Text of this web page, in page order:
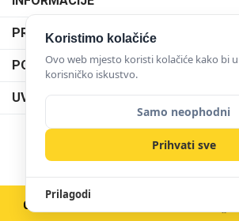
SVIJET MASKICA d.o.o.
Aleja javora 13, 10000 Zagreb
PRODAJNA MJESTA
Poslovnica Trešnjevka
Poslovnica Dubrava
Poslovnica Velika Gorica
Poslovnica Karlovac
Poslovnica Ilica
Poslovnica Križevci
PODRŠKA
Dostava
Postani partner
Zakupi franšizu
Kontakt
UVJETI KORIŠTENJA
Klub vjernosti
Obrazac za jednostrani raskid ugovora
Pravne napomene
NAČINI PLAĆANJA
Copyright © 2026 Maskice.hr
Koristimo kolačiće
Ovo web mjesto koristi kolačiće kako bi
korisničko iskustvo.
Samo neophodni
Prihvati sve
Prilagodi